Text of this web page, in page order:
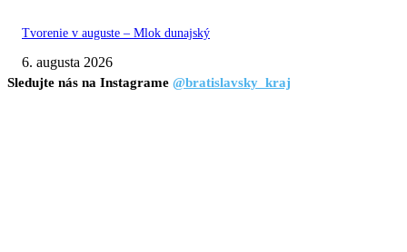
Tvorenie v auguste – Mlok dunajský
6. augusta 2026
Sledujte nás na Instagrame @bratislavsky_kraj